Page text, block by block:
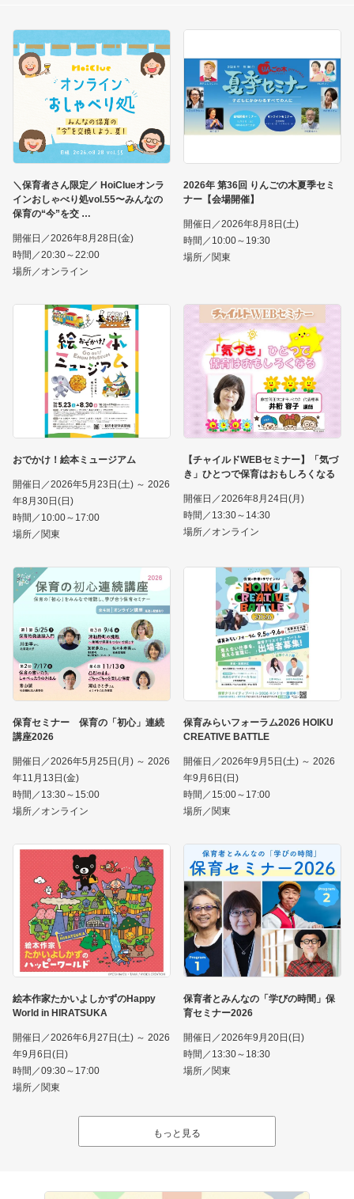
＼保育者さん限定／ HoiClueオンラ
インおしゃべり処vol.55〜みんなの
保育の“今”を交
開催日／2026年8月28日(金)
時間／20:30～22:00
場所／オンライン
2026年 第36回 りんごの木夏季セミ
ナー【会場開催】
開催日／2026年8月8日(土)
時間／10:00～19:30
場所／関東
おでかけ！絵本ミュージアム
開催日／2026年5月23日(土) ～ 2026
年8月30日(日)
時間／10:00～17:00
場所／関東
【チャイルドWEBセミナー】「気づ
き」ひとつで保育はおもしろくなる
開催日／2026年8月24日(月)
時間／13:30～14:30
場所／オンライン
保育セミナー 保育の「初心」連続
講座2026
開催日／2026年5月25日(月) ～ 2026
年11月13日(金)
時間／13:30～15:00
場所／オンライン
保育みらいフォーラム2026 HOIKU
CREATIVE BATTLE
開催日／2026年9月5日(土) ～ 2026
年9月6日(日)
時間／15:00～17:00
場所／関東
絵本作家たかいよしかずのHappy
World in HIRATSUKA
開催日／2026年6月27日(土) ～ 2026
年9月6日(日)
時間／09:30～17:00
場所／関東
保育者とみんなの「学びの時間」保
育セミナー2026
開催日／2026年9月20日(日)
時間／13:30～18:30
場所／関東
もっと見る